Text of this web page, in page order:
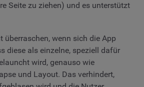
Seite zu ziehen) und es unterstützt
überraschen, wenn sich die App
diese als einzelne, speziell dafür
wird, genauso wie
und Layout. Das verhindert,